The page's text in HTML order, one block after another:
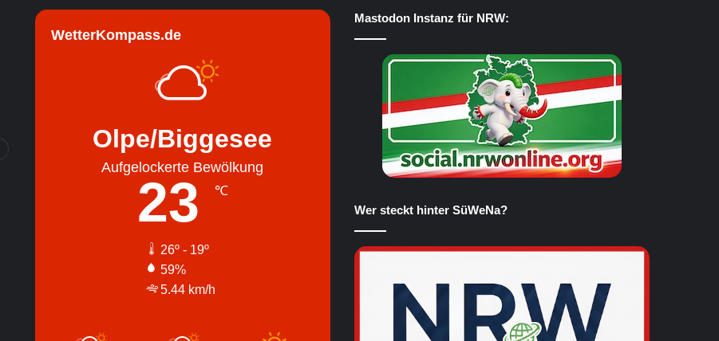
WetterKompass.de
Olpe/Biggesee
Aufgelockerte Bewölkung
23 ℃
26º - 19º
59%
5.44 km/h
Mastodon Instanz für NRW:
Wer steckt hinter SüWeNa?